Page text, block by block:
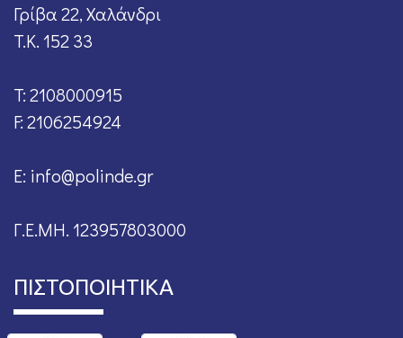
Γρίβα 22, Χαλάνδρι
T.K. 152 33
T: 2108000915
F: 2106254924
E: info@polinde.gr
Γ.Ε.ΜΗ. 123957803000
ΠΙΣΤΟΠΟΙΗΤΙΚΑ